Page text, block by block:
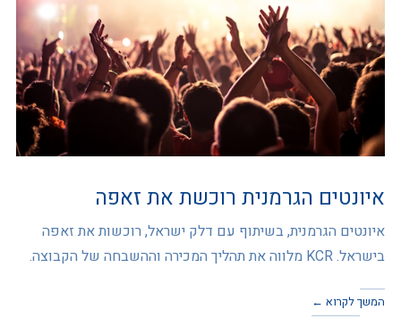
איונטים הגרמנית רוכשת את זאפה
איונטים הגרמנית, בשיתוף עם דלק ישראל, רוכשות את זאפה
בישראל. KCR מלווה את תהליך המכירה וההשבחה של הקבוצה.
המשך לקרוא ←